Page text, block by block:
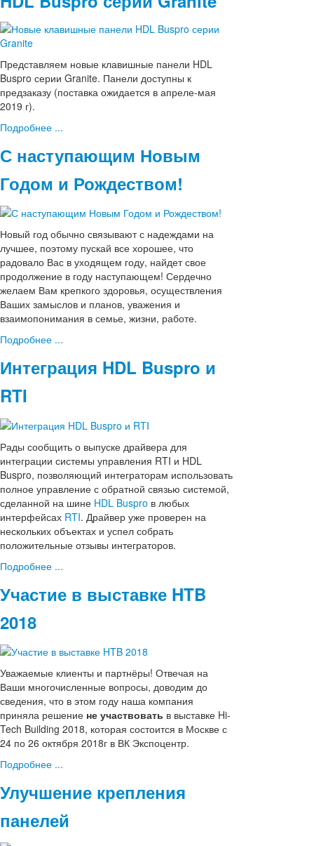
Представляем новые клавишные панели HDL
Buspro серии Granite. Панели доступны к
предзаказу (поставка ожидается в апреле-мая
2019 г).
Подробнее ...
С наступающим Новым
Годом и Рождеством!
Новый год обычно связывают с надеждами на
лучшее, поэтому пускай все хорошее, что
радовало Вас в уходящем году, найдет свое
продолжение в году наступающем! Сердечно
желаем Вам крепкого здоровья, осуществления
Ваших замыслов и планов, уважения и
взаимопонимания в семье, жизни, работе.
Подробнее ...
Интеграция HDL Buspro и
RTI
Рады сообщить о выпуске драйвера для
интеграции системы управления RTI и HDL
Buspro, позволяющий интеграторам использовать
полное управление с обратной связью системой,
сделанной на шине HDL Buspro в любых
интерфейсах RTI. Драйвер уже проверен на
нескольких объектах и успел собрать
положительные отзывы интеграторов.
Подробнее ...
Участие в выставке HTB
2018
Уважаемые клиенты и партнёры! Отвечая на
Ваши многочисленные вопросы, доводим до
сведения, что в этом году наша компания
приняла решение не участвовать в выставке Hi-
Tech Building 2018, которая состоится в Москве с
24 по 26 октября 2018г в ВК Экспоцентр.
Подробнее ...
Улучшение крепления
панелей